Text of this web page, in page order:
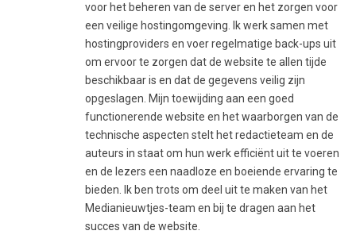
voor het beheren van de server en het zorgen voor
een veilige hostingomgeving. Ik werk samen met
hostingproviders en voer regelmatige back-ups uit
om ervoor te zorgen dat de website te allen tijde
beschikbaar is en dat de gegevens veilig zijn
opgeslagen. Mijn toewijding aan een goed
functionerende website en het waarborgen van de
technische aspecten stelt het redactieteam en de
auteurs in staat om hun werk efficiënt uit te voeren
en de lezers een naadloze en boeiende ervaring te
bieden. Ik ben trots om deel uit te maken van het
Medianieuwtjes-team en bij te dragen aan het
succes van de website.